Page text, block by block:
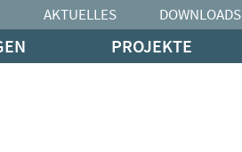
AKTUELLES DOWNLOADS
PROJEKTE